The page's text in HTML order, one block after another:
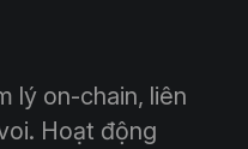
lý on-chain, liên
Hoạt động